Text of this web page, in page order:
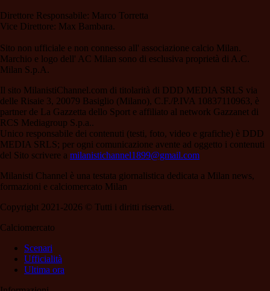
Direttore Responsabile: Marco Torretta
Vice Direttore: Max Bambara.
Sito non ufficiale e non connesso all' associazione calcio Milan.
Marchio e logo dell' AC Milan sono di esclusiva proprietà di A.C.
Milan S.p.A.
Il sito MilanistiChannel.com di titolarità di DDD MEDIA SRLS via
delle Risaie 3, 20079 Basiglio (Milano), C.F./P.IVA 10837110963, è
partner de La Gazzetta dello Sport e affiliato al network Gazzanet di
RCS Mediagroup S.p.a..
Unico responsabile dei contenuti (testi, foto, video e grafiche) è DDD
MEDIA SRLS; per ogni comunicazione avente ad oggetto i contenuti
del Sito scrivere a milanistichannel1899@gmail.com
Milanisti Channel è una testata giornalistica dedicata a Milan news,
formazioni e calciomercato Milan
Copyright 2021-2026 © Tutti i diritti riservati.
Calciomercato
Scenari
Ufficialità
Ultima ora